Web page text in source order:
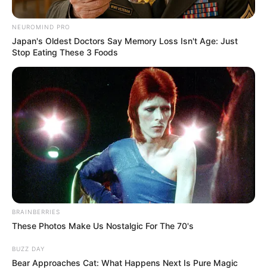
NEUROMIND PRO
Japan's Oldest Doctors Say Memory Loss Isn't Age: Just
Stop Eating These 3 Foods
BRAINBERRIES
These Photos Make Us Nostalgic For The 70's
BUZZ DAY
Bear Approaches Cat: What Happens Next Is Pure Magic